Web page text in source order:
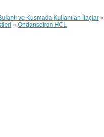
ve Kusmada Kullanılan İlaçlar »
» Ondansetron HCL